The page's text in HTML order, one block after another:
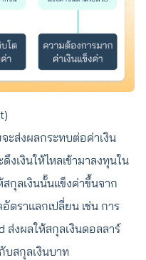
ะส่งผลกระทบต่อค่าเงิน
งเงินให้ไหลเข้ามาลงทุนใน
กุลเงินนั้นแข็งค่าขึ้นจาก
ตราแลกเปลี่ยน เช่น การ
ส่งผลให้สกุลเงินดอลลาร์
บสกุลเงินบาท